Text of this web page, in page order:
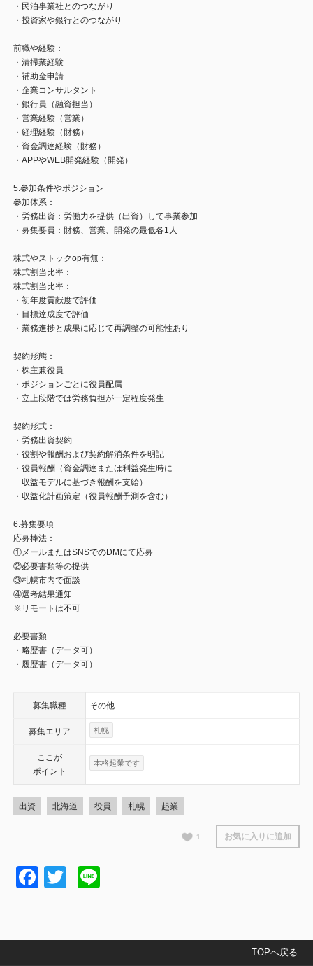
・民泊事業社とのつながり
・投資家や銀行とのつながり
前職や経験：
・清掃業経験
・補助金申請
・企業コンサルタント
・銀行員（融資担当）
・営業経験（営業）
・経理経験（財務）
・資金調達経験（財務）
・APPやWEB開発経験（開発）
5.参加条件やポジション
参加体系：
・労務出資：労働力を提供（出資）して事業参加
・募集要員：財務、営業、開発の最低各1人
株式やストックop有無：
株式割当比率：
株式割当比率：
・初年度貢献度で評価
・目標達成度で評価
・業務進捗と成果に応じて再調整の可能性あり
契約形態：
・株主兼役員
・ポジションごとに役員配属
・立上段階では労務負担が一定程度発生
契約形式：
・労務出資契約
・役割や報酬および契約解消条件を明記
・役員報酬（資金調達または利益発生時に
収益モデルに基づき報酬を支給）
・収益化計画策定（役員報酬予測を含む）
6.募集要項
応募棒法：
①メールまたはSNSでのDMにて応募
②必要書類等の提供
③札幌市内で面談
④選考結果通知
※リモートは不可
必要書類
・略歴書（データ可）
・履歴書（データ可）
募集職種 その他
募集エリア 札幌
ここが
ポイント
本格起業です
出資 北海道 役員 札幌 起業
1 お気に入りに追加
Facebook
Twitter
TOPへ戻る